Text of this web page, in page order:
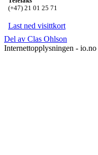
(+47) 21 01 25 71
Last ned visittkort
Del av Clas Ohlson
Internettopplysningen - io.no